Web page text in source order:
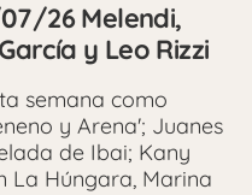
26 Melendi,
y Leo Rizzi
semana como
y Arena'; Juanes
de Ibai; Kany
La Húngara, Marina